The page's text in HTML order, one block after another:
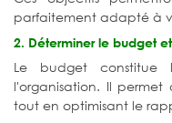
parfaitement adapté à
2. Déterminer le budget
Le budget constitue
l'organisation. Il
tout en optimisant le